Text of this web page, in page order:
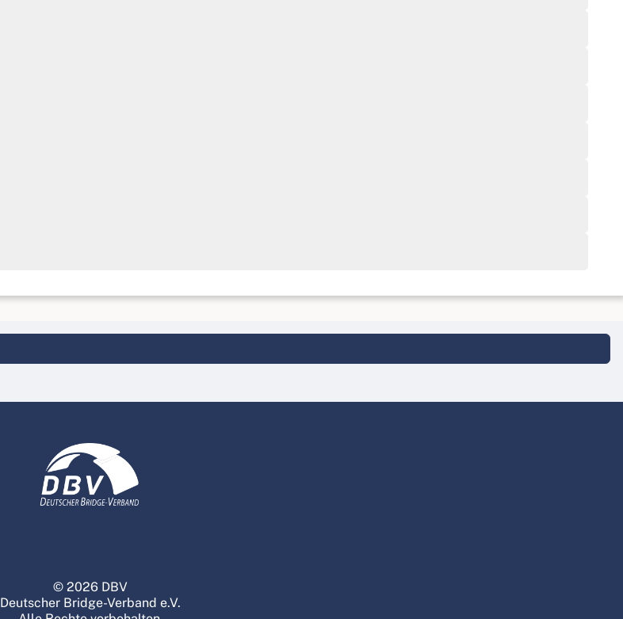
© 2026 DBV
Deutscher Bridge-Verband e.V.